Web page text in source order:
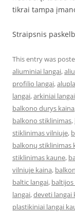
tikrai tampa
Straipsnis
This entry was
aliuminiai langai,
profilio langai,
langai,arkiniai langai
balkono durys kaina
balkono stiklinimas,
stiklinimas vilniuje,
balkonų stiklinimas
stiklinimas kaune,
vilniuje kaina,
baltic langai, baltijos
langai,deveti langai
plastikiniai langai